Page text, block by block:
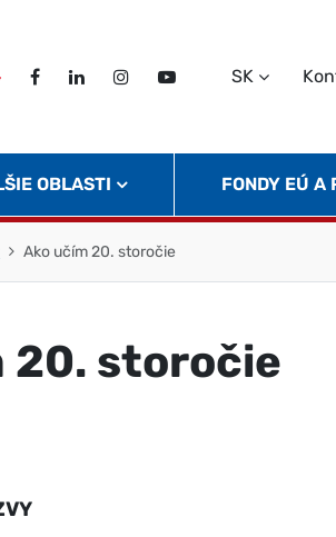
TVFacebookLinkedInInstagram
Twitter
SK
OBLASTI FONDY EÚ A
Ako učím 20. storočie
20. storočie